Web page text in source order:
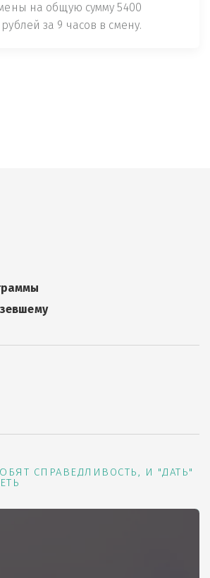
на общую сумму 5400
за 9 часов в смену.
СПРАВЕДЛИВОСТЬ, И "ДАТЬ"